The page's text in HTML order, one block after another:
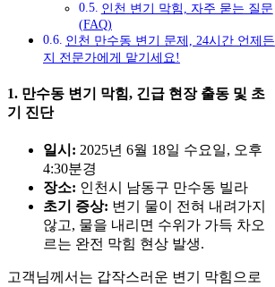
인천 변기 막힘, 자주 묻는 질문
(FAQ)
인천 만수동 변기 문제, 24시간 언제든
지 전문가에게 맡기세요!
1. 만수동 변기 막힘, 긴급 현장 출동 및 초
기 진단
일시: 2025년 6월 18일 수요일, 오후
4:30분경
장소: 인천시 남동구 만수동 빌라
초기 증상: 변기 물이 전혀 내려가지
않고, 물을 내리면 수위가 가득 차오
르는 완전 막힘 현상 발생.
고객님께서는 갑작스러운 변기 막힘으로